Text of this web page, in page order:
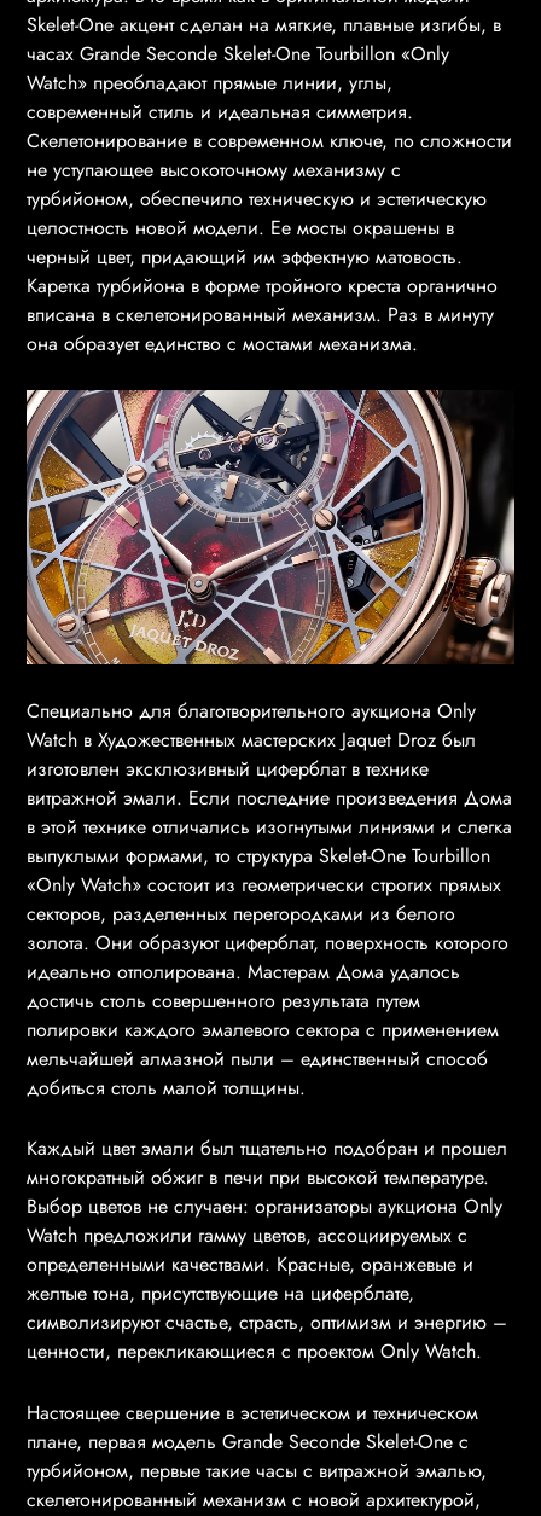
Skelet-One акцент сделан на мягкие, плавные изгибы, в
часах Grande Seconde Skelet-One Tourbillon «Only
Watch» преобладают прямые линии, углы,
современный стиль и идеальная симметрия.
Скелетонирование в современном ключе, по сложности
не уступающее высокоточному механизму с
турбийоном, обеспечило техническую и эстетическую
целостность новой модели. Ее мосты окрашены в
черный цвет, придающий им эффектную матовость.
Каретка турбийона в форме тройного креста органично
вписана в скелетонированный механизм. Раз в минуту
она образует единство с мостами механизма.
Специально для благотворительного аукциона Only
Watch в Художественных мастерских Jaquet Droz был
изготовлен эксклюзивный циферблат в технике
витражной эмали. Если последние произведения Дома
в этой технике отличались изогнутыми линиями и слегка
выпуклыми формами, то структура Skelet-One Tourbillon
«Only Watch» состоит из геометрически строгих прямых
секторов, разделенных перегородками из белого
золота. Они образуют циферблат, поверхность которого
идеально отполирована. Мастерам Дома удалось
достичь столь совершенного результата путем
полировки каждого эмалевого сектора с применением
мельчайшей алмазной пыли – единственный способ
добиться столь малой толщины.
Каждый цвет эмали был тщательно подобран и прошел
многократный обжиг в печи при высокой температуре.
Выбор цветов не случаен: организаторы аукциона Only
Watch предложили гамму цветов, ассоциируемых с
определенными качествами. Красные, оранжевые и
желтые тона, присутствующие на циферблате,
символизируют счастье, страсть, оптимизм и энергию –
ценности, перекликающиеся с проектом Only Watch.
Настоящее свершение в эстетическом и техническом
плане, первая модель Grande Seconde Skelet-One с
турбийоном, первые такие часы с витражной эмалью,
скелетонированный механизм с новой архитектурой,